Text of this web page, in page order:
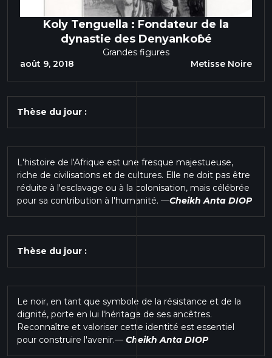
Koly Tenguella : Fondateur de la
dynastie des Denyankoɓé
Grandes figures
août 9, 2018
Metisse Noire
Thèse du jour :
L'histoire de l'Afrique est une fresque majestueuse,
riche de civilisations et de cultures. Elle ne doit pas être
réduite à l'esclavage ou à la colonisation, mais célébrée
pour sa contribution à l'humanité. —Cheikh Anta DIOP
Thèse du jour :
Le noir, en tant que symbole de la résistance et de la
dignité, porte en lui l'héritage de ses ancêtres.
Reconnaître et valoriser cette identité est essentiel
pour construire l'avenir.— Cheikh Anta DIOP